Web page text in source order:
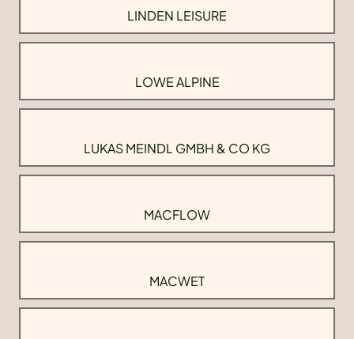
LINDEN LEISURE
LOWE ALPINE
LUKAS MEINDL GMBH & CO KG
MACFLOW
MACWET